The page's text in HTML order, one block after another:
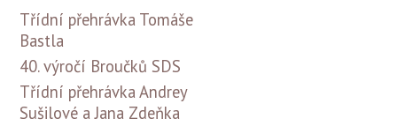
Třídní přehrávka Tomáše
Bastla
40. výročí Broučků SDS
Třídní přehrávka Andrey
Sušilové a Jana Zdeňka